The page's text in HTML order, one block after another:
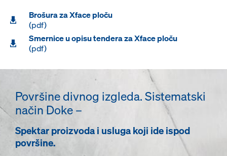
Brošura za Xface ploču
(pdf)
Smernice u opisu tendera za Xface ploču
(pdf)
Površine divnog izgleda. Sistematski
način Doke –
Spektar proizvoda i usluga koji ide ispod
površine.